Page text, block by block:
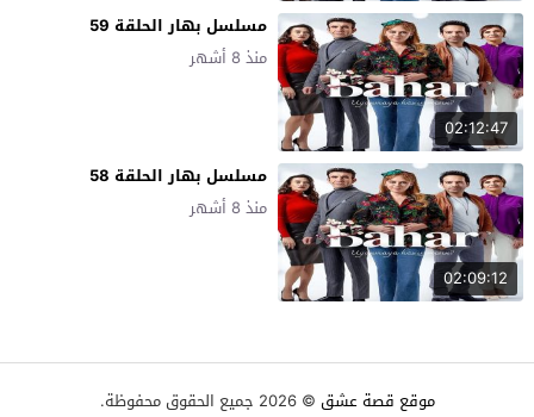
02:12:47
مسلسل بهار الحلقة 59
منذ 8 أشهر
02:09:12
مسلسل بهار الحلقة 58
منذ 8 أشهر
موقع قصة عشق © 2026 جميع الحقوق محفوظة.